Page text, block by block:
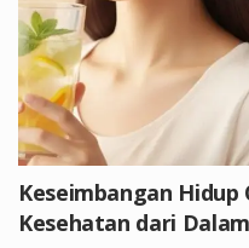
Keseimbangan
Kesehatan dari